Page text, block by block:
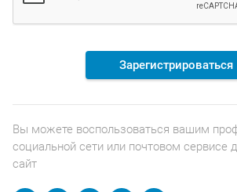
Зарегистрироваться
Вы можете воспользоваться вашим
социальной сети или почтовом сервисе
сайт